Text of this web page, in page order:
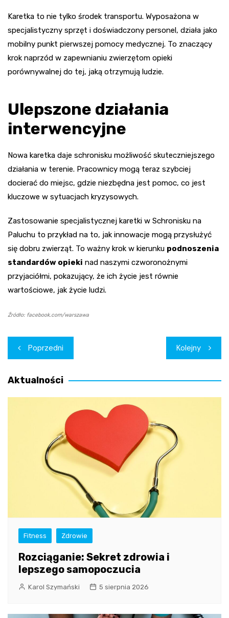
Karetka to nie tylko środek transportu. Wyposażona w
specjalistyczny sprzęt i doświadczony personel, działa jako
mobilny punkt pierwszej pomocy medycznej. To znaczący
krok naprzód w zapewnianiu zwierzętom opieki
porównywalnej do tej, jaką otrzymują ludzie.
Ulepszone działania
interwencyjne
Nowa karetka daje schronisku możliwość skuteczniejszego
działania w terenie. Pracownicy mogą teraz szybciej
docierać do miejsc, gdzie niezbędna jest pomoc, co jest
kluczowe w sytuacjach kryzysowych.
Zastosowanie specjalistycznej karetki w Schronisku na
Paluchu to przykład na to, jak innowacje mogą przysłużyć
się dobru zwierząt. To ważny krok w kierunku podnoszenia
standardów opieki nad naszymi czworonożnymi
przyjaciółmi, pokazujący, że ich życie jest równie
wartościowe, jak życie ludzi.
Źródło: facebook.com/warszawa
Nawigacja
wpisu
Poprzedni Kolejny
Aktualności
Fitness Zdrowie
Rozciąganie: Sekret zdrowia i
lepszego samopoczucia
Karol Szymański 5 sierpnia 2026